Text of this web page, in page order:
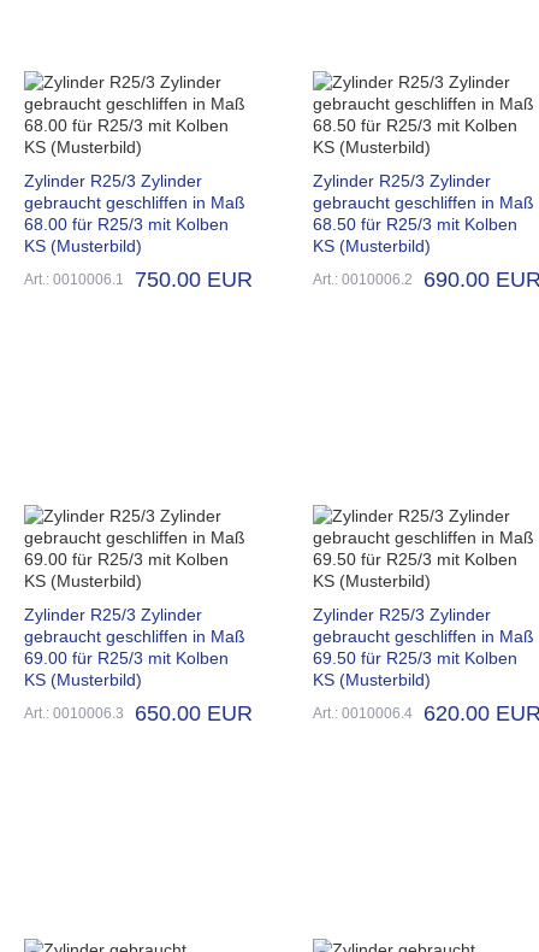
Zylinder R25/3 Zylinder
gebraucht geschliffen in Maß
68.00 für R25/3 mit Kolben
KS (Musterbild)
Art.: 0010006.1 750.00 EUR
Zylinder R25/3 Zylinder
gebraucht geschliffen in Maß
68.50 für R25/3 mit Kolben
KS (Musterbild)
Art.: 0010006.2 690.00
Zylinder R25/3 Zylinder
gebraucht geschliffen in Maß
69.00 für R25/3 mit Kolben
KS (Musterbild)
Art.: 0010006.3 650.00 EUR
Zylinder R25/3 Zylinder
gebraucht geschliffen in Maß
69.50 für R25/3 mit Kolben
KS (Musterbild)
Art.: 0010006.4 620.00